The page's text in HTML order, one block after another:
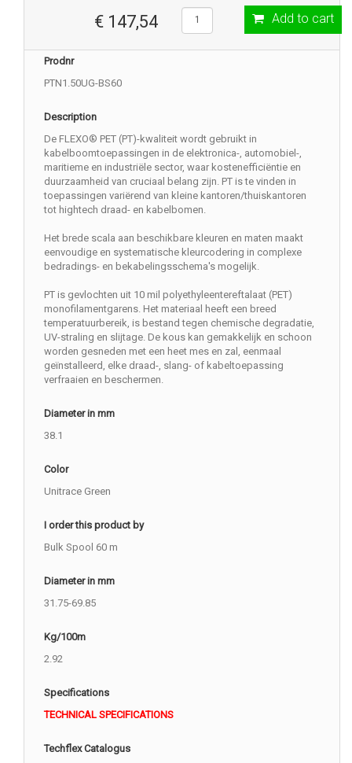
€ 147,54 Add to cart
Prodnr
PTN1.50UG-BS60
Description
De FLEXO® PET (PT)-kwaliteit wordt gebruikt in
kabelboomtoepassingen in de elektronica-, automobiel-,
maritieme en industriële sector, waar kostenefficiëntie en
duurzaamheid van cruciaal belang zijn. PT is te vinden in
toepassingen variërend van kleine kantoren/thuiskantoren
tot hightech draad- en kabelbomen.
Het brede scala aan beschikbare kleuren en maten maakt
eenvoudige en systematische kleurcodering in complexe
bedradings- en bekabelingsschema's mogelijk.
PT is gevlochten uit 10 mil polyethyleentereftalaat (PET)
monofilamentgarens. Het materiaal heeft een breed
temperatuurbereik, is bestand tegen chemische degradatie,
UV-straling en slijtage. De kous kan gemakkelijk en schoon
worden gesneden met een heet mes en zal, eenmaal
geïnstalleerd, elke draad-, slang- of kabeltoepassing
verfraaien en beschermen.
Diameter in mm
38.1
Color
Unitrace Green
I order this product by
Bulk Spool 60 m
Diameter in mm
31.75-69.85
Kg/100m
2.92
Specifications
TECHNICAL SPECIFICATIONS
Techflex Catalogus